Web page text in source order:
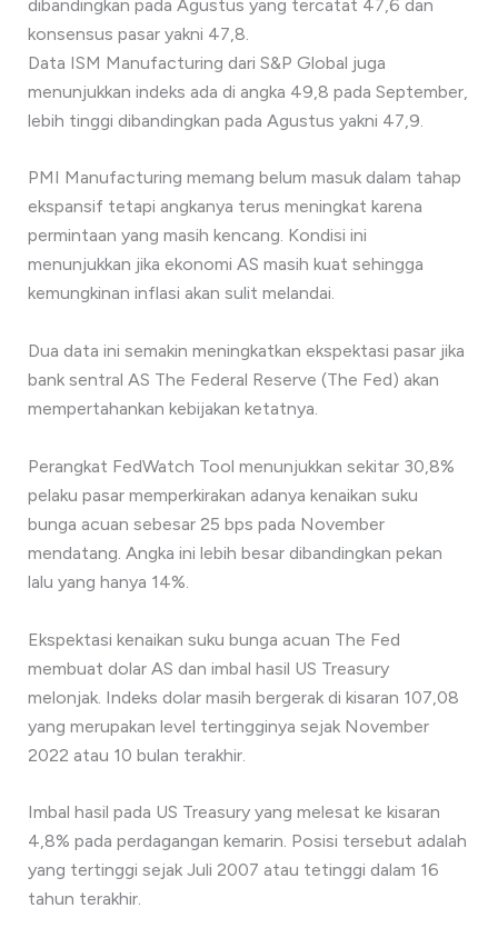
dibandingkan pada Agustus yang tercatat 47,6 dan
konsensus pasar yakni 47,8.
Data ISM Manufacturing dari S&P Global juga
menunjukkan indeks ada di angka 49,8 pada September,
lebih tinggi dibandingkan pada Agustus yakni 47,9.
PMI Manufacturing memang belum masuk dalam tahap
ekspansif tetapi angkanya terus meningkat karena
permintaan yang masih kencang. Kondisi ini
menunjukkan jika ekonomi AS masih kuat sehingga
kemungkinan inflasi akan sulit melandai.
Dua data ini semakin meningkatkan ekspektasi pasar jika
bank sentral AS The Federal Reserve (The Fed) akan
mempertahankan kebijakan ketatnya.
Perangkat FedWatch Tool menunjukkan sekitar 30,8%
pelaku pasar memperkirakan adanya kenaikan suku
bunga acuan sebesar 25 bps pada November
mendatang. Angka ini lebih besar dibandingkan pekan
lalu yang hanya 14%.
Ekspektasi kenaikan suku bunga acuan The Fed
membuat dolar AS dan imbal hasil US Treasury
melonjak. Indeks dolar masih bergerak di kisaran 107,08
yang merupakan level tertingginya sejak November
2022 atau 10 bulan terakhir.
Imbal hasil pada US Treasury yang melesat ke kisaran
4,8% pada perdagangan kemarin. Posisi tersebut adalah
yang tertinggi sejak Juli 2007 atau tetinggi dalam 16
tahun terakhir.